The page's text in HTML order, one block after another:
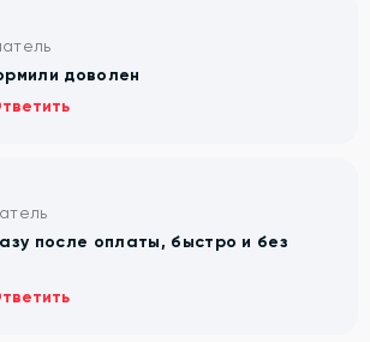
доволен
после оплаты, быстро и без